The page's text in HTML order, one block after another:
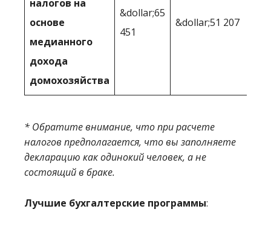
налогов на
основе
медианного
дохода
домохозяйства
&dollar;65
451
&dollar;51 207
* Обратите внимание, что при расчете
налогов предполагается, что вы заполняете
декларацию как одинокий человек, а не
состоящий в браке.
Лучшие бухгалтерские программы: